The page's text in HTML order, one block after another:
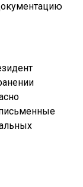
письменные